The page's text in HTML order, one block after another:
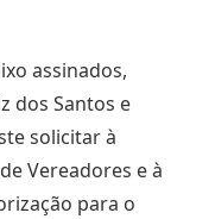
assinados,
dos Santos e
solicitar à
Vereadores e à
para o